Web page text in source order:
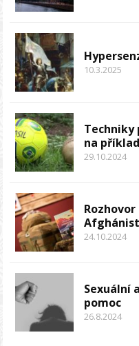
10.3.2025
na
29.10.2024
24.10.2024
Sexuální
pomoc
26.8.2024